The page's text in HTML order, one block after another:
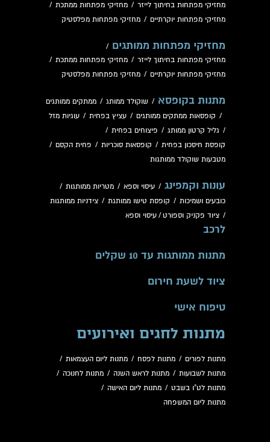
מחזיקי מפתחות בחיתוך לייזר / מחזיקי מפתחות ממתכת /
מחזיקי מפתחות יוקרתיים / מחזיקי מפתחות מפלסטיק
מחזיקי מפתחות ממותגים /
מחזיקי מפתחות בחיתוך לייזר / מחזיקי מפתחות ממתכת /
מחזיקי מפתחות יוקרתיים / מחזיקי מפתחות מפלסטיק
מתנות בקופסא / שוקולד ממותג / ממתקים ממותגים
/ קופסאות ממתקים ממותגים / עציץ בפחית / עוגיות מזל
/ גליל קרטון ממותג / פיצוחים בפחית /
קופסת חיסכון בפחית / קופסאות סוכריות / פחית הקסם /
מטבעות שוקולד ממותגות
עונות וקמפינג / עיסוי וספא / מטריות ממותגות /
כובעים ושמיכות / קופסת טישו ממותגת / צידניות ממותגות
/ ציוד פקניק וספורט / עיסוי וספא
לרכב
מתנות ממותגות עד 10 שקלים
ציוד לשעת חירום
טיפוח אישי
מתנות לחגים ואירועים
מתנות לפורים / מתנות לפסח / מתנות ליום העצמאות /
מתנות לשבועות / מתנות לראש השנה / מתנות לחנוכה /
מתנות לט"ו בשבט / מתנות ליום האישה /
מתנות ליום המשפחה